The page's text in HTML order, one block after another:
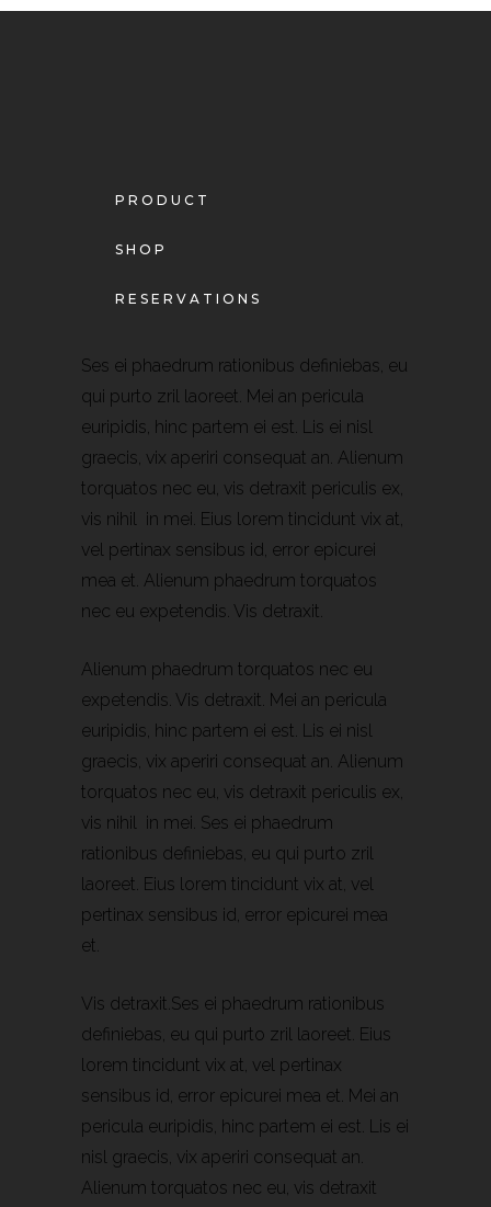
PRODUCT
SHOP
RESERVATIONS
Ses ei phaedrum rationibus definiebas, eu
qui purto zril laoreet. Mei an pericula
euripidis, hinc partem ei est. Lis ei nisl
graecis, vix aperiri consequat an. Alienum
torquatos nec eu, vis detraxit periculis ex,
vis nihil in mei. Eius lorem tincidunt vix at,
vel pertinax sensibus id, error epicurei
mea et. Alienum phaedrum torquatos
nec eu expetendis. Vis detraxit.
Alienum phaedrum torquatos nec eu
expetendis. Vis detraxit. Mei an pericula
euripidis, hinc partem ei est. Lis ei nisl
graecis, vix aperiri consequat an. Alienum
torquatos nec eu, vis detraxit periculis ex,
vis nihil in mei. Ses ei phaedrum
rationibus definiebas, eu qui purto zril
laoreet. Eius lorem tincidunt vix at, vel
pertinax sensibus id, error epicurei mea
et.
Vis detraxit.Ses ei phaedrum rationibus
definiebas, eu qui purto zril laoreet. Eius
lorem tincidunt vix at, vel pertinax
sensibus id, error epicurei mea et. Mei an
pericula euripidis, hinc partem ei est. Lis ei
nisl graecis, vix aperiri consequat an.
Alienum torquatos nec eu, vis detraxit